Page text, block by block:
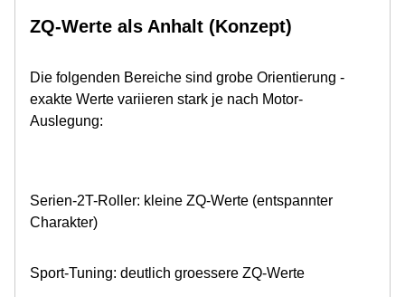
ZQ-Werte als Anhalt (Konzept)
Die folgenden Bereiche sind grobe Orientierung -
exakte Werte variieren stark je nach Motor-
Auslegung:
Serien-2T-Roller: kleine ZQ-Werte (entspannter
Charakter)
Sport-Tuning: deutlich groessere ZQ-Werte